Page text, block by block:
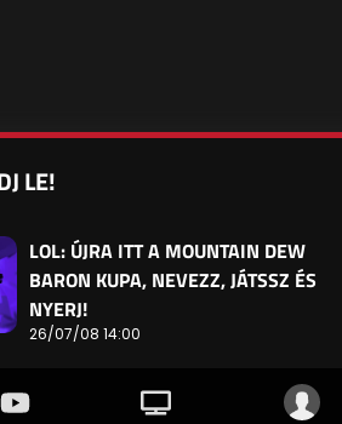
LE!
LOL: ÚJRA ITT A MOUNTAIN DEW
BARON KUPA, NEVEZZ, JÁTSSZ ÉS
NYERJ!
26/07/08 14:00